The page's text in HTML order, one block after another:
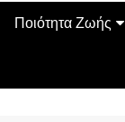
Ποιότητα Ζωής
Ασκηση